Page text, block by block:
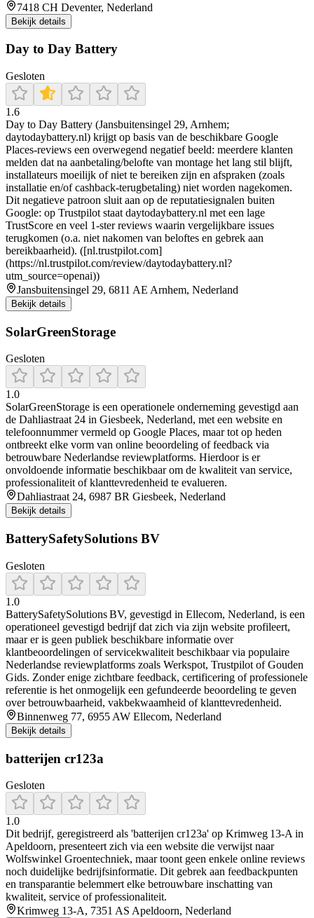
7418 CH Deventer, Nederland
Bekijk details
Day to Day Battery
Gesloten
1.6
Day to Day Battery (Jansbuitensingel 29, Arnhem;
daytodaybattery.nl) krijgt op basis van de beschikbare Google
Places-reviews een overwegend negatief beeld: meerdere klanten
melden dat na aanbetaling/belofte van montage het lang stil blijft,
installateurs moeilijk of niet te bereiken zijn en afspraken (zoals
installatie en/of cashback-terugbetaling) niet worden nagekomen.
Dit negatieve patroon sluit aan op de reputatiesignalen buiten
Google: op Trustpilot staat daytodaybattery.nl met een lage
TrustScore en veel 1-ster reviews waarin vergelijkbare issues
terugkomen (o.a. niet nakomen van beloftes en gebrek aan
bereikbaarheid). ([nl.trustpilot.com]
(https://nl.trustpilot.com/review/daytodaybattery.nl?
utm_source=openai))
Jansbuitensingel 29, 6811 AE Arnhem, Nederland
Bekijk details
SolarGreenStorage
Gesloten
1.0
SolarGreenStorage is een operationele onderneming gevestigd aan
de Dahliastraat 24 in Giesbeek, Nederland, met een website en
telefoonnummer vermeld op Google Places, maar tot op heden
ontbreekt elke vorm van online beoordeling of feedback via
betrouwbare Nederlandse reviewplatforms. Hierdoor is er
onvoldoende informatie beschikbaar om de kwaliteit van service,
professionaliteit of klanttevredenheid te evalueren.
Dahliastraat 24, 6987 BR Giesbeek, Nederland
Bekijk details
BatterySafetySolutions BV
Gesloten
1.0
BatterySafetySolutions BV, gevestigd in Ellecom, Nederland, is een
operationeel gevestigd bedrijf dat zich via zijn website profileert,
maar er is geen publiek beschikbare informatie over
klantbeoordelingen of servicekwaliteit beschikbaar via populaire
Nederlandse reviewplatforms zoals Werkspot, Trustpilot of Gouden
Gids. Zonder enige zichtbare feedback, certificering of professionele
referentie is het onmogelijk een gefundeerde beoordeling te geven
over betrouwbaarheid, vakbekwaamheid of klanttevredenheid.
Binnenweg 77, 6955 AW Ellecom, Nederland
Bekijk details
batterijen cr123a
Gesloten
1.0
Dit bedrijf, geregistreerd als 'batterijen cr123a' op Krimweg 13‑A in
Apeldoorn, presenteert zich via een website die verwijst naar
Wolfswinkel Groentechniek, maar toont geen enkele online reviews
noch duidelijke bedrijfsinformatie. Dit gebrek aan feedbackpunten
en transparantie belemmert elke betrouwbare inschatting van
kwaliteit, service of professionaliteit.
Krimweg 13-A, 7351 AS Apeldoorn, Nederland